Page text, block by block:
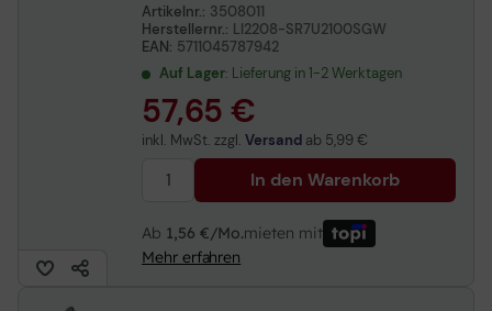
Artikelnr.: 3508011
Herstellernr.: LI2208-SR7U2100SGW
EAN: 5711045787942
Auf Lager: Lieferung in 1-2 Werktagen
57,65 €
inkl. MwSt. zzgl. Versand ab 5,99 €
In den Warenkorb
Ab 1,56 €/Mo.mieten mit
Mehr erfahren